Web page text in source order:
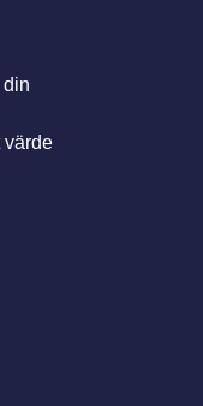
din
värde